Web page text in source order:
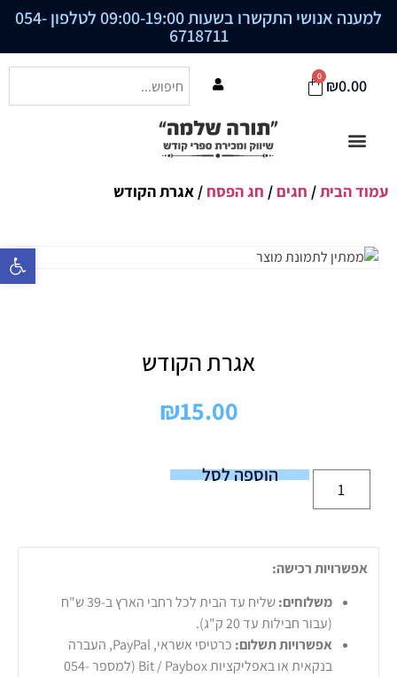
פתח סרגל
למענה אנושי התקשרו בשעות 09:00-19:00 לטלפון 054-
6718711
₪0.00
0
עמוד הבית/ חגים / חג הפסח / אגרת הקודש
אגרת הקודש
₪15.00
הוספה לסל
אפשרויות רכישה:
משלוחים:
שליח עד הבית לכל רחבי הארץ ב-39 ש"ח
(עבור חבילות עד 20 ק"ג).
אפשרויות תשלום:
כרטיסי אשראי, PayPal, העברה
בנקאית או באפליקציות Bit / Paybox (למספר 054-